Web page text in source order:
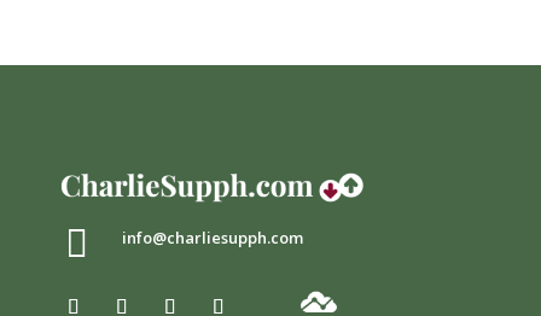
 info@charliesupph.com